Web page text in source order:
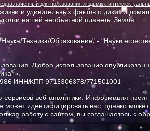
для пользования людьми с
и удивительных фактов о диких и
нашей необъятной планеты Земля!
Техника/Образование" - "Науки
Любое использование
®».
ИНН/КПП 9715306378/771501001
веб-аналитики. Информация носит
идентифицировать вас, однако
работу с сайтом, вы соглашаетесь с